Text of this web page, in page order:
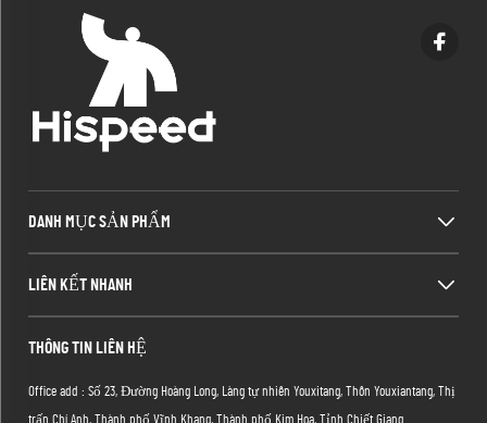
DANH MỤC SẢN PHẨM
LIÊN KẾT NHANH
THÔNG TIN LIÊN HỆ
Office add : Số 23, Đường Hoàng Long, Làng tự nhiên Youxitang, Thôn Youxiantang, Thị
trấn Chí Anh, Thành phố Vĩnh Khang, Thành phố Kim Hoa, Tỉnh Chiết Giang